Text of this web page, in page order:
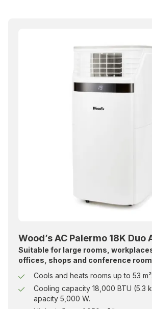
Wood’s AC Palermo 18K Duo
Suitable for large rooms,
offices, shops and conference
Cools and heats rooms up to 53 m².
Cooling capacity 18,000 BTU (5.3
apacity 5,000 W.